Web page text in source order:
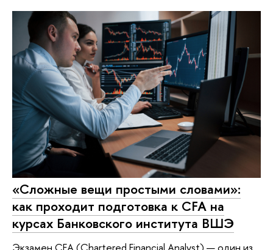
«Сложные вещи простыми словами»:
как проходит подготовка к CFA на
курсах Банковского института ВШЭ